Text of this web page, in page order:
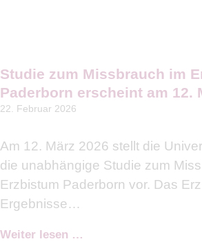
wurde von den Gremien im
beschlossen. Die Präsentation des
hier ...
Studie zum Missbrauch im
Paderborn erscheint am 12.
22. Februar 2026
Am 12. März 2026 stellt die
die unabhängige Studie zum
Erzbistum Paderborn vor. Das
Ergebnisse…
Weiter lesen …